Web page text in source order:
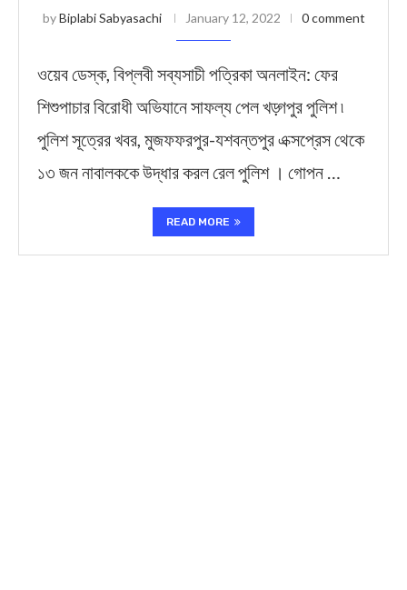
byBiplabi Sabyasachi January 12, 2022 0 comment
ওয়েব ডেস্ক, বিপ্লবী সব্যসাচী পত্রিকা অনলাইন: ফের
শিশুপাচার বিরোধী অভিযানে সাফল্য পেল খড়্গপুর পুলিশ ৷
পুলিশ সূত্রের খবর, মুজফফরপুর-যশবন্তপুর এক্সপ্রেস থেকে
১৩ জন নাবালককে উদ্ধার করল রেল পুলিশ । গোপন …
READ MORE